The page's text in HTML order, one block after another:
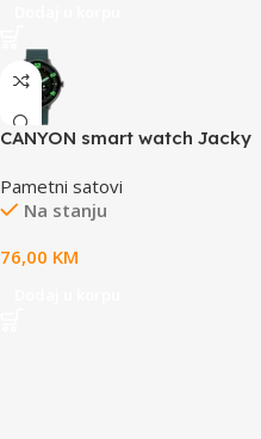
CANYON smart watch Jacky
Pametni satovi
Na stanju
76,00 KM